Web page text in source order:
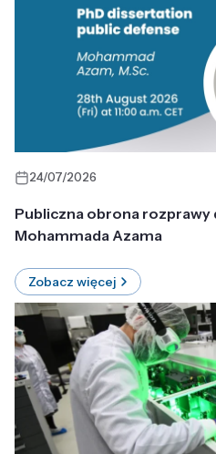
24/07/2026
Publiczna obrona
Mohammada Azama
Zobacz więcej